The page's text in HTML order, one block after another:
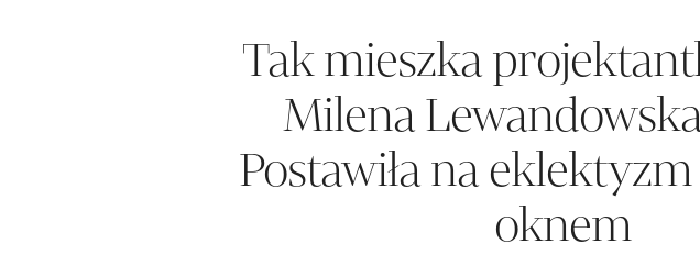
Tak mieszka
Milena
Postawiła na
oknem